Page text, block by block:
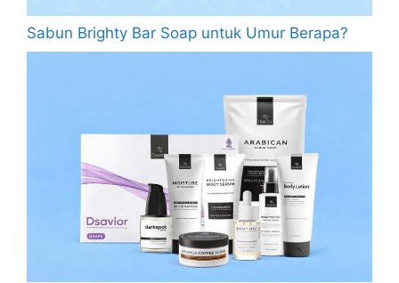
Sabun Brighty Bar Soap untuk Umur Berapa?